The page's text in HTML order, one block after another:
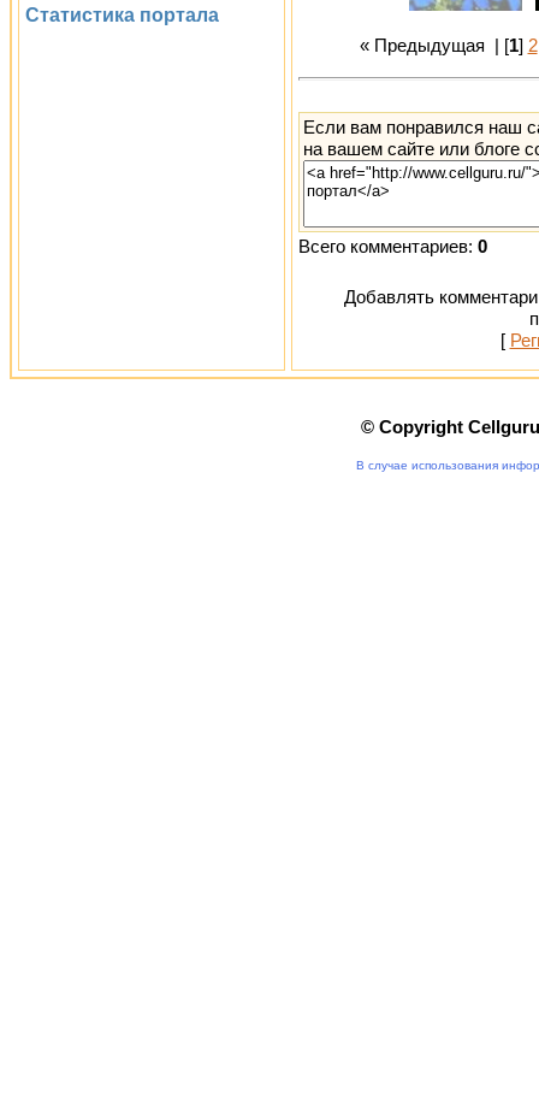
Статистика портала
« Предыдущая | [1] 2
Если вам понравился наш
на вашем сайте или блоге
Всего комментариев: 0
Добавлять
[
© Copyright
В случае использования